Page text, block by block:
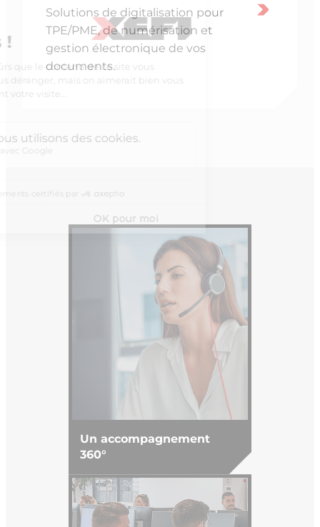
Solutions de digitalisation pour
TPE/PME, de numérisation et
gestion électronique de vos
documents.
Un accompagnement
360°